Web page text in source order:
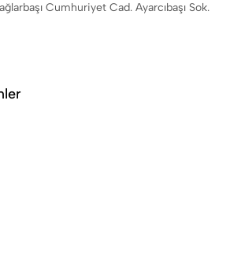
Cumhuriyet Cad. Ayarcıbaşı Sok.